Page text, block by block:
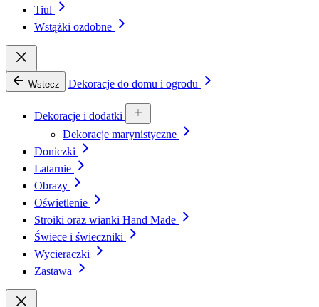
Tiul
Wstążki ozdobne
Wstecz Dekoracje do domu i ogrodu
Dekoracje i dodatki
Dekoracje marynistyczne
Doniczki
Latarnie
Obrazy
Oświetlenie
Stroiki oraz wianki Hand Made
Świece i świeczniki
Wycieraczki
Zastawa